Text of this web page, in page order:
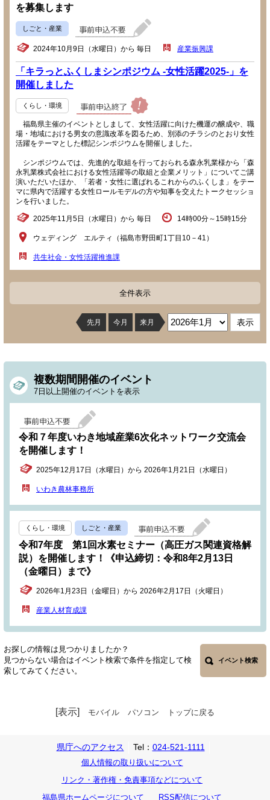
を募集します
しごと・産業
2024年10月9日（水曜日）から 毎日 産業振興課
「キラっとふくしまシンポジウム -女性活躍2025-」を
開催しました
くらし・環境
福島県主催のイベントとしまして、女性活躍に向けた機運の醸成や、職
場・地域における男女の意識改革を図るため、別添のチラシのとおり女性
活躍をテーマとした標記シンポジウムを開催しました。
シンポジウムでは、先進的な取組を行っておられる森永乳業様から「森
永乳業株式会社における女性活躍等の取組と企業メリット」についてご講
演いただいたほか、「若者・女性に選ばれるこれからのふくしま」をテー
マに県内で活躍する女性ロールモデルの方や知事を交えたトークセッショ
ンを行いました。
2025年11月5日（水曜日）から 毎日 14時00分～15時15分
ウェディング エルティ（福島市野田町1丁目10－41）
共生社会・女性活躍推進課
全件表示
先月 今月 来月
複数期間開催のイベント
7日以上開催のイベントを表示
令和７年度いわき地域産業6次化ネットワーク交流会
を開催します！
2025年12月17日（水曜日）から 2026年1月21日（水曜日）
いわき農林事務所
くらし・環境 しごと・産業
令和7年度 第1回水素セミナー（高圧ガス関連資格解
説）を開催します！《申込締切：令和8年2月13日
（金曜日）まで》
2026年1月23日（金曜日）から 2026年2月17日（火曜日）
産業人材育成課
お探しの情報は見つかりましたか？
見つからない場合はイベント検索で条件を指定して検
索してみてください。
イベント検索
[表示] モバイル パソコン トップに戻る
県庁へのアクセス Tel： 024-521-1111
個人情報の取り扱いについて
リンク・著作権・免責事項などについて
福島県ホームページについて
RSS配信について